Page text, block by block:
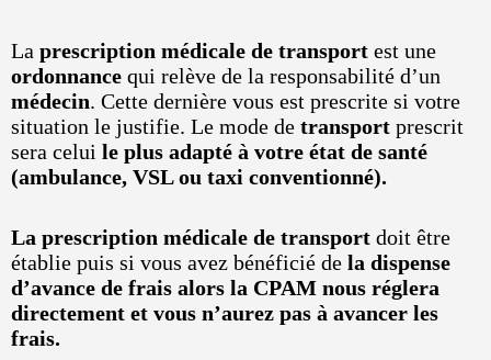
La prescription médicale de transport est une
ordonnance qui relève de la responsabilité d’un
médecin. Cette dernière vous est prescrite si votre
situation le justifie. Le mode de transport prescrit
sera celui le plus adapté à votre état de santé
(ambulance, VSL ou taxi conventionné).
La prescription médicale de transport doit être
établie puis si vous avez bénéficié de la dispense
d’avance de frais alors la CPAM nous réglera
directement et vous n’aurez pas à avancer les
frais.